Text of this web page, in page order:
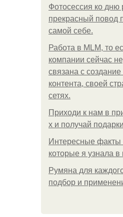
Фотосессия ко дню
прекрасный повод
самой себе.
Работа в MLM, то
компании сейчас
связана с создание
контента, своей
сетях.
Приходи к нам в
х и получай
Интересные факты
которые я узнала в
Румяна для
подбор и